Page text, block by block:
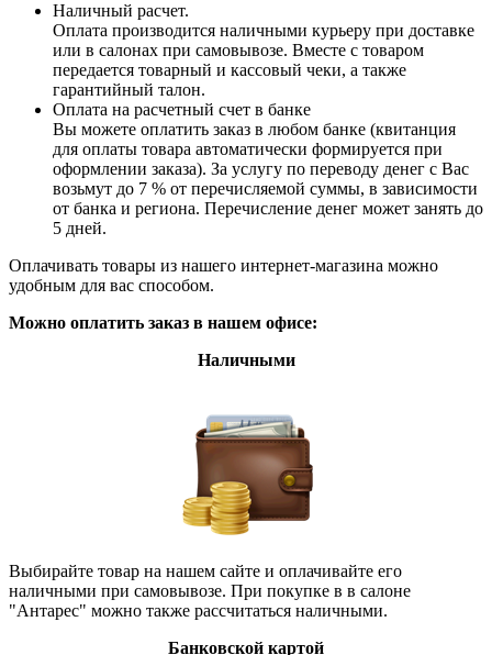
Наличный расчет.
Оплата производится наличными курьеру при доставке
или в салонах при самовывозе. Вместе с товаром
передается товарный и кассовый чеки, а также
гарантийный талон.
Оплата на расчетный счет в банке
Вы можете оплатить заказ в любом банке (квитанция
для оплаты товара автоматически формируется при
оформлении заказа). За услугу по переводу денег с Вас
возьмут до 7 % от перечисляемой суммы, в зависимости
от банка и региона. Перечисление денег может занять до
5 дней.
Оплачивать товары из нашего интернет-магазина можно
удобным для вас способом.
Можно оплатить заказ в нашем офисе:
Наличными
Выбирайте товар на нашем сайте и оплачивайте его
наличными при самовывозе. При покупке в в салоне
"Антарес" можно также рассчитаться наличными.
Банковской картой